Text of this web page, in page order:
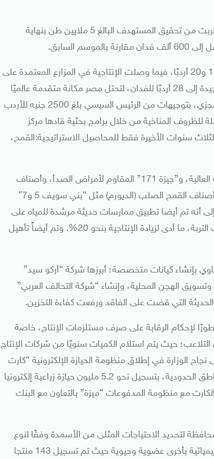
وأوضح أن منظومة التوريد الحكومية، سجلت أعلى معدلاتها التاريخية، كما اقتربت من تحقيق المستهدف البالغ 5 ملايين طن بنهاية
وتابع أن إنتاجية الفدان شهدت تحسناً ملحوظاً، حيث بلغ المتوسط العام بين 18 و20 أردبًا، فيما وصلت الإنتاجية في المزارع المعتمدة على
التكنولوجيات والأساسي الزراعية المتطورة والتوصيات والممارسات الزراعية الجيدة إلى 28 أردبًا للفدان، لتحتل مصر مكانة متقدمة عالميًا
في كفاءة إنتاج القمح، مشيرا إلى أن هذه الطفرة ترتكز على إعلان سعر توريد مجزي، بتوجيهات من الرئيس السيسي بلغ 2500 جنيه للأردب
للظروف المناخية من خلال برامج بحثية قادها مركز
نحو 60 صنفاً وهجيناً جديداً خلال الثلاث سنوات الأخيرة فقط للمحاصيل الاستراتيجية:القمح،
وقال إن من أبرز أصناف القمح المستنبطة: “مصر 3″ و”مصر 4″ ذات الإنتاجية العالية، و”جيزة 171” المقاوم لأمراض الصدأ، وأصناف
“سخا 95 و96″ الموفرة للمياه، و”سدس 14 و15” المبكرة النضج، إلى جانب أصناف القمح الصلب (الديورم) مثل “بني سويف 5 و7″
إلى أنه تم أيضا تطبيق ممارسات حديثة مرشدة للمياه على
مساحة 2.8 مليون فدان، كالزراعة على مصاطب، التسوية بالليزر، والحرث تحت التربة، ما أدى لزيادة الإنتاجية بنحو 20%. وتم أيضاً تأهيل
بإنشاء كيانات متخصصة؛ أبرزها شركة “أركو سيد”
الهجن المحلية، وإنشاء “شركة التحالف العربي”
لإحكام الرقابة على صرف مستلزمات الإنتاج، خاصة
حيث يتم استلام الكميات سنويًا من شركات الإنتاج
الوزارة في إطلاق منظومة الحيازة الإلكترونية “كارت
الفلاح الذكي” كبديل للحيازة الورقية، لتغطي جميع محافظات الجمهورية والمناطق الحدودية، بتسجيل نحو 5.2 مليون حيازة زراعية إلكترونيا
دمج الكارت مع منظومة المدفوعات “ميزة” بالتعاون مع البنك
إن العلماء والخبراء بمركز البحوث الزراعية، أعدوا الخريطة السمادية لـ 16 محافظة لتحديد الاحتياجات المثلى من الأسمدة وفقًا لنوع
التربة والظروف البيئية ترشيدًا للمدخلات، بالتوازي مع جهود إحلال الأسمدة الكيميائية بأخرى عضوية وحيوية حيث تم تسجيل 143 منتجا